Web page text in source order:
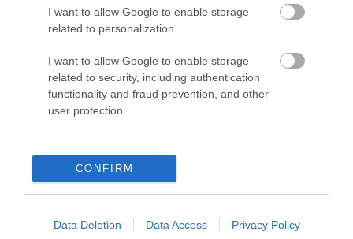
I want to allow Google to enable storage
related to personalization.
I want to allow Google to enable storage
related to security, including authentication
functionality and fraud prevention, and other
user protection.
CONFIRM
Data Deletion Data Access Privacy Policy
ZÁPOROK, ZIVATAROK
KIALAKULHATNAK
2026. augusztus 07
KÉT AUTÓ ÜTKÖZÖTT BOGÁCSON, A
MENTŐK IS A HELYSZÍNRE ÉRKE...
2026. augusztus 06|Riasztó
PHEV LUXURY – A KÍNAI PR...
2026. augusztus 06
FRISS 10 EGER ÜGYE